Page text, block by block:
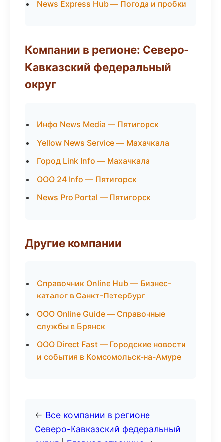
News Express Hub — Погода и пробки
Компании в регионе: Северо-
Кавказский федеральный
округ
Инфо News Media — Пятигорск
Yellow News Service — Махачкала
Город Link Info — Махачкала
ООО 24 Info — Пятигорск
News Pro Portal — Пятигорск
Другие компании
Справочник Online Hub — Бизнес-
каталог в Санкт-Петербург
ООО Online Guide — Справочные
службы в Брянск
ООО Direct Fast — Городские новости
и события в Комсомольск-на-Амуре
← Все компании в регионе
Северо-Кавказский федеральный